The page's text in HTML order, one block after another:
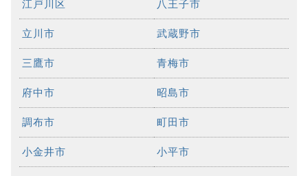
江戸川区 八王子市
立川市 武蔵野市
三鷹市 青梅市
府中市 昭島市
調布市 町田市
小金井市 小平市